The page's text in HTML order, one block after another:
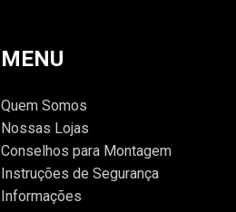
MENU
Quem Somos
Nossas Lojas
Conselhos para Montagem
Instruções de Segurança
Informações